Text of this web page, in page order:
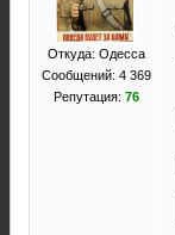
Откуда: Одесса
Сообщений: 4 369
Репутация: 76